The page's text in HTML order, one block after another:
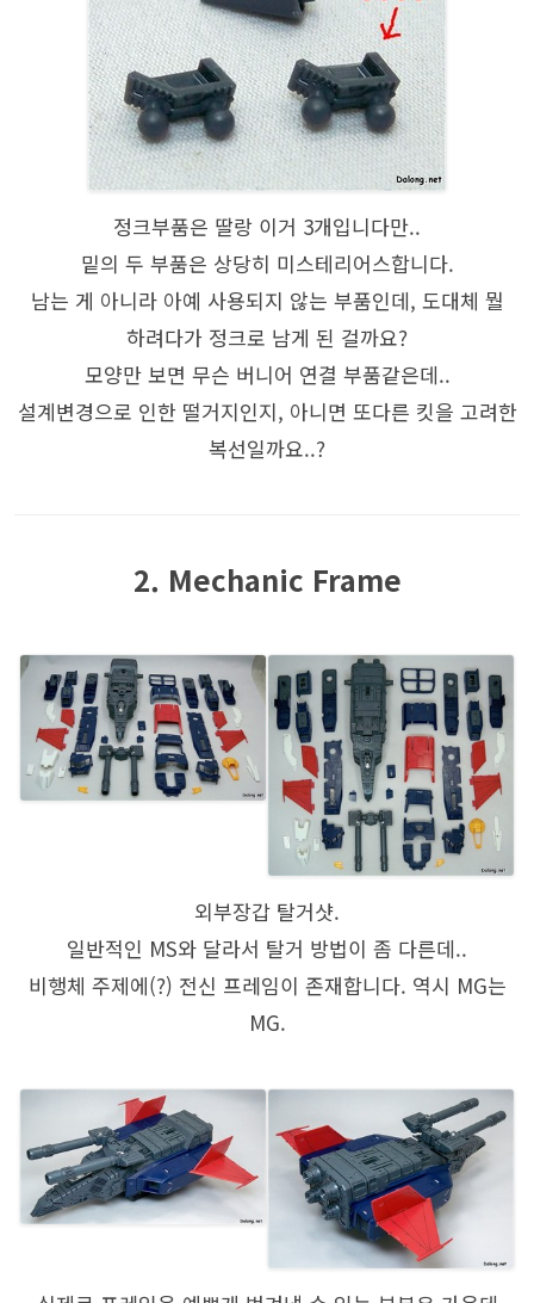
정크부품은 딸랑 이거 3개입니다만..
밑의 두 부품은 상당히 미스테리어스합니다.
남는 게 아니라 아예 사용되지 않는 부품인데, 도대체 뭘
하려다가 정크로 남게 된 걸까요?
모양만 보면 무슨 버니어 연결 부품같은데..
설계변경으로 인한 떨거지인지, 아니면 또다른 킷을 고려한
복선일까요..?
2. Mechanic Frame
외부장갑 탈거샷.
일반적인 MS와 달라서 탈거 방법이 좀 다른데..
비행체 주제에(?) 전신 프레임이 존재합니다. 역시 MG는
MG.